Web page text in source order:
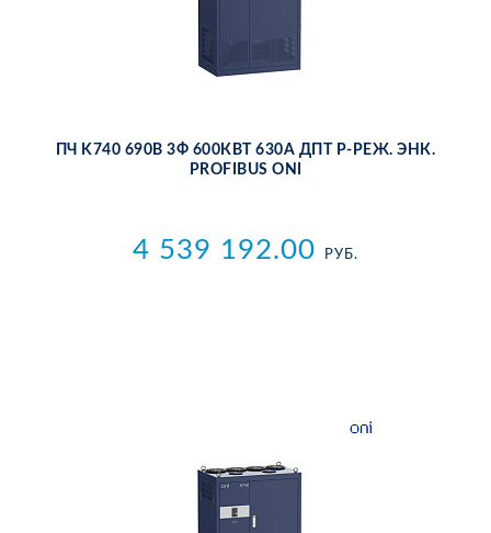
ПЧ K740 690В 3Ф 600КВТ 630А ДПТ P-РЕЖ. ЭНК.
PROFIBUS ONI
4 539 192.00 РУБ.